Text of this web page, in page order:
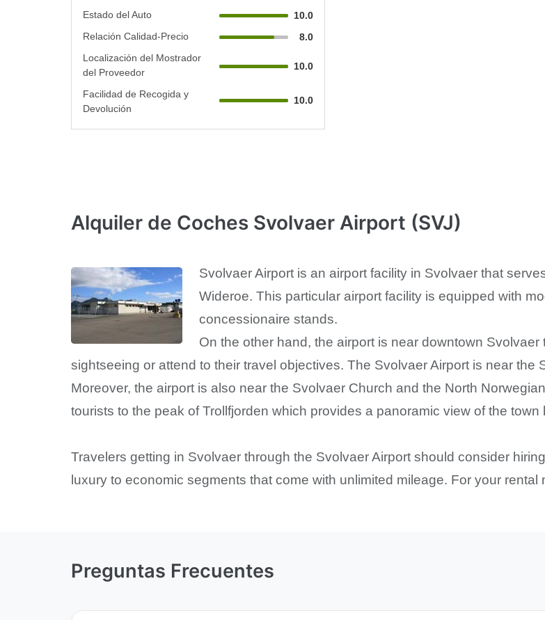
Estado del Auto
10.0
Relación Calidad-Precio
8.0
Localización del Mostrador
del Proveedor
10.0
Facilidad de Recogida y
Devolución
10.0
Alquiler de Coches Svolvaer Airport (SVJ)
Svolvaer Airport is an airport facility in Svolvaer that
Wideroe. This particular airport facility is equipped with
concessionaire stands.
On the other hand, the airport is near downtown
sightseeing or attend to their travel objectives. The Svolvaer Airport is near the
Moreover, the airport is also near the Svolvaer Church and the North
tourists to the peak of Trollfjorden which provides a panoramic view of the town
Travelers getting in Svolvaer through the Svolvaer Airport should consider
luxury to economic segments that come with unlimited mileage. For your
Preguntas Frecuentes